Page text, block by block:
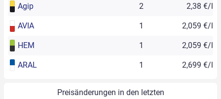
Agip 2 2,38 €/l
AVIA 1 2,059 €/l
HEM 1 2,059 €/l
ARAL 1 2,699 €/l
Preisänderungen in den letzten